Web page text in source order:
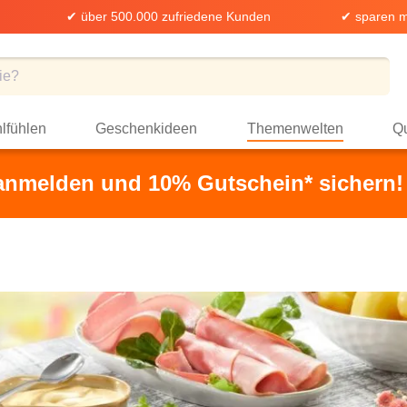
✔ über 500.000 zufriedene Kunden ✔ sparen
Geschenkideen Themenwelten
und 10% Gutschein* sichern!